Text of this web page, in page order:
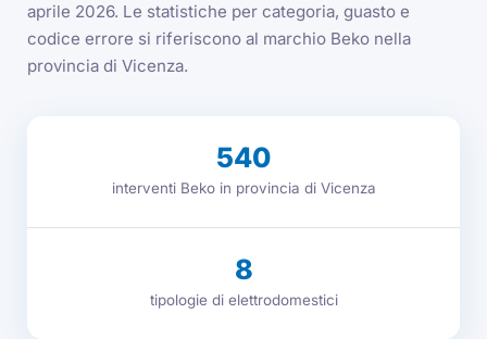
aprile 2026. Le statistiche per categoria, guasto e
codice errore si riferiscono al marchio Beko nella
provincia di Vicenza.
540
interventi Beko in provincia di Vicenza
8
tipologie di elettrodomestici